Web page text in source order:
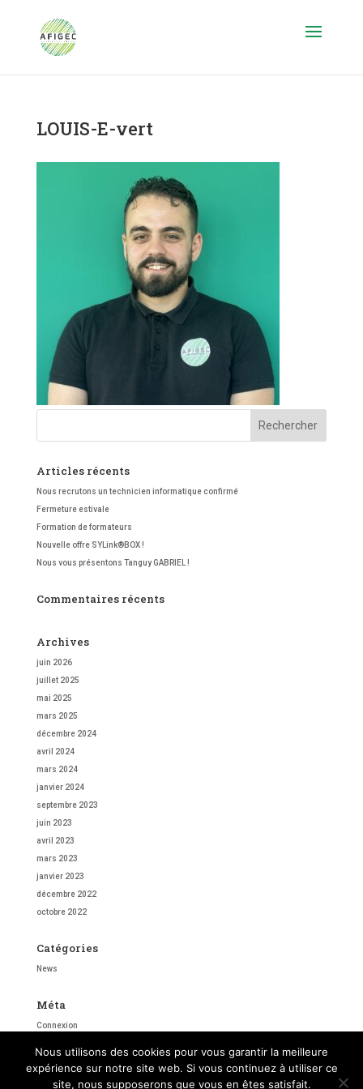
LOUIS-E-vert
Articles récents
Nous recrutons un technicien informatique confirmé
Fermeture estivale
Formation de formateurs
Nouvelle offre SYLink®BOX !
Nous vous présentons Tanguy GABRIEL !
Commentaires récents
Archives
juin 2026
juillet 2025
mai 2025
mars 2025
décembre 2024
avril 2024
mars 2024
janvier 2024
septembre 2023
juin 2023
avril 2023
mars 2023
janvier 2023
décembre 2022
octobre 2022
Catégories
News
Méta
Connexion
Site de WordPress-FR
Nous utilisons des cookies pour vous garantir la meilleure
expérience sur notre site web. Si vous continuez à utiliser ce
site, nous supposerons que vous en êtes satisfait.